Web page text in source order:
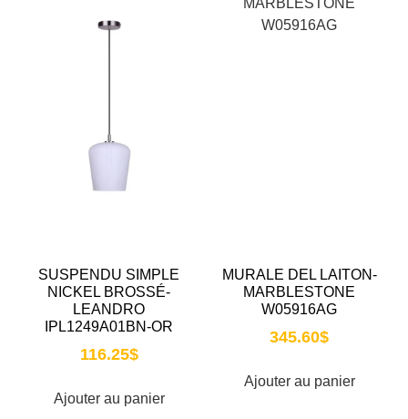
SUSPENDU SIMPLE
NICKEL BROSSÉ-
LEANDRO
IPL1249A01BN-OR
116.25$
Ajouter au panier
MURALE DEL LAITON-
MARBLESTONE
W05916AG
345.60$
Ajouter au panier